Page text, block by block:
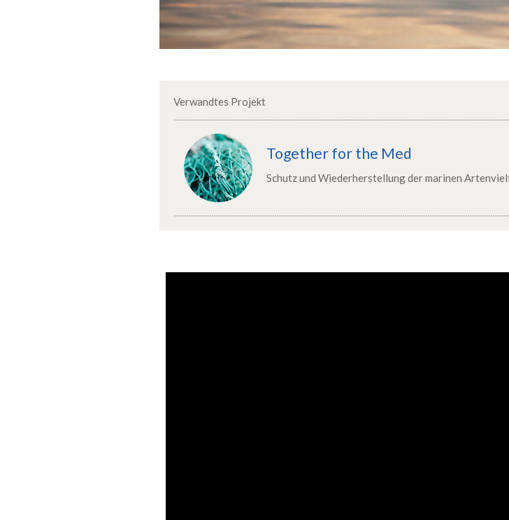
Verwandtes Projekt
Together for the Med
Schutz und Wiederherstellung der marinen